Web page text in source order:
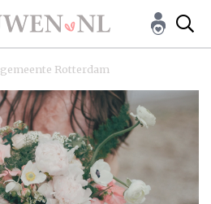
Rotterdam